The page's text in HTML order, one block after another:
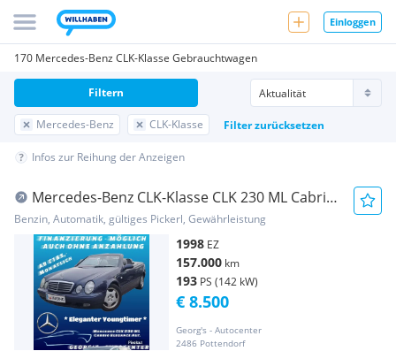
Einloggen
170 Mercedes-Benz CLK-Klasse Gebrauchtwagen
Mercedes-Benz CLK-Klasse Filter zurücksetzen
Filtern
Infos zur Reihung der Anzeigen
Mercedes-Benz CLK-Klasse CLK 230 ML Cabrio
Elegance Aut. * Pickerl bis 0...
Benzin, Automatik, gültiges Pickerl, Gewährleistung
1998 EZ
157.000 km
193 PS (142 kW)
Georg's - Autocenter
2486 Pottendorf
€ 8.500